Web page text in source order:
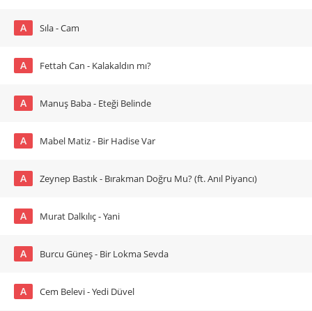
A Sıla - Cam
A Fettah Can - Kalakaldın mı?
A Manuş Baba - Eteği Belinde
A Mabel Matiz - Bir Hadise Var
A Zeynep Bastık - Bırakman Doğru Mu? (ft. Anıl Piyancı)
A Murat Dalkılıç - Yani
A Burcu Güneş - Bir Lokma Sevda
A Cem Belevi - Yedi Düvel